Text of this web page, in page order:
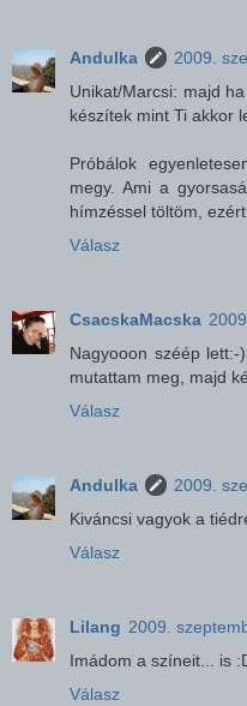
Andulka
2009.
Unikat/Marcsi: majd
készítek mint Ti akkor
Próbálok
megy. Ami a
hímzéssel töltöm,
Válasz
CsacskaMacska
Nagyooon széép
mutattam meg, majd
Válasz
Andulka
2009.
Kiváncsi vagyok a
Válasz
Lilang 2009.
Imádom a színeit... is
Válasz